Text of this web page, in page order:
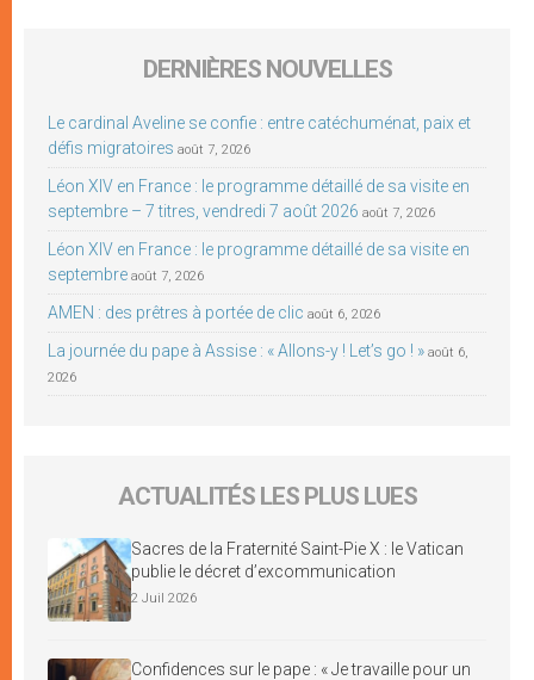
DERNIÈRES NOUVELLES
Le cardinal Aveline se confie : entre catéchuménat, paix et
défis migratoires août 7, 2026
Léon XIV en France : le programme détaillé de sa visite en
septembre – 7 titres, vendredi 7 août 2026 août 7, 2026
Léon XIV en France : le programme détaillé de sa visite en
septembre août 7, 2026
AMEN : des prêtres à portée de clic août 6, 2026
La journée du pape à Assise : « Allons-y ! Let’s go ! » août 6,
2026
ACTUALITÉS LES PLUS LUES
Sacres de la Fraternité Saint-Pie X : le Vatican
publie le décret d’excommunication
2 Juil 2026
Confidences sur le pape : « Je travaille pour un